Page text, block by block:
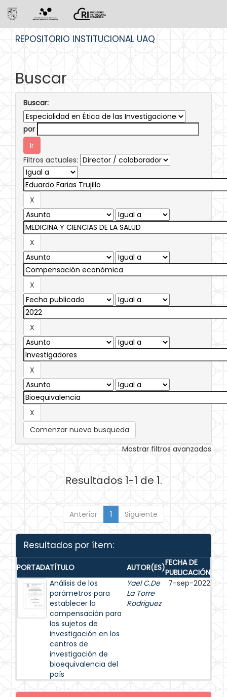
REPOSITORIO INSTITUCIONAL UAQ
Buscar
Buscar:
por
Filtros actuales:
Comenzar nueva busqueda
Mostrar filtros avanzados
Resultados 1-1 de 1.
Anterior 1 Siguiente
Resultados por ítem:
PORTADATÍTULO AUTOR(ES)FECHA DE
PUBLICACIÓN
Análisis de los
parámetros para
establecer la
compensación para
los sujetos de
investigación en los
centros de
investigación de
bioequivalencia del
país
Yael C.De
La Torre
Rodriguez
7-sep-2022